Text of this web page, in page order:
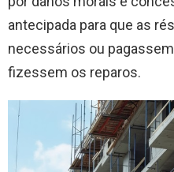
antecipada para que as
necessários ou
fizessem os reparos.